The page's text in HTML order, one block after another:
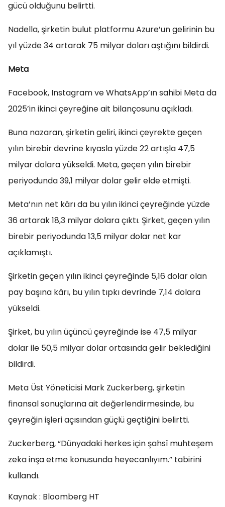
gücü olduğunu belirtti.
Nadella, şirketin bulut platformu Azure’un gelirinin bu
yıl yüzde 34 artarak 75 milyar doları aştığını bildirdi.
Meta
Facebook, Instagram ve WhatsApp’ın sahibi Meta da
2025’in ikinci çeyreğine ait bilançosunu açıkladı.
Buna nazaran, şirketin geliri, ikinci çeyrekte geçen
yılın birebir devrine kıyasla yüzde 22 artışla 47,5
milyar dolara yükseldi. Meta, geçen yılın birebir
periyodunda 39,1 milyar dolar gelir elde etmişti.
Meta’nın net kârı da bu yılın ikinci çeyreğinde yüzde
36 artarak 18,3 milyar dolara çıktı. Şirket, geçen yılın
birebir periyodunda 13,5 milyar dolar net kar
açıklamıştı.
Şirketin geçen yılın ikinci çeyreğinde 5,16 dolar olan
pay başına kârı, bu yılın tıpkı devrinde 7,14 dolara
yükseldi.
Şirket, bu yılın üçüncü çeyreğinde ise 47,5 milyar
dolar ile 50,5 milyar dolar ortasında gelir beklediğini
bildirdi.
Meta Üst Yöneticisi Mark Zuckerberg, şirketin
finansal sonuçlarına ait değerlendirmesinde, bu
çeyreğin işleri açısından güçlü geçtiğini belirtti.
Zuckerberg, “Dünyadaki herkes için şahsî muhteşem
zeka inşa etme konusunda heyecanlıyım.” tabirini
kullandı.
Kaynak : Bloomberg HT